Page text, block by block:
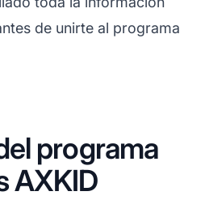
de unirte al programa
programa
AXKID